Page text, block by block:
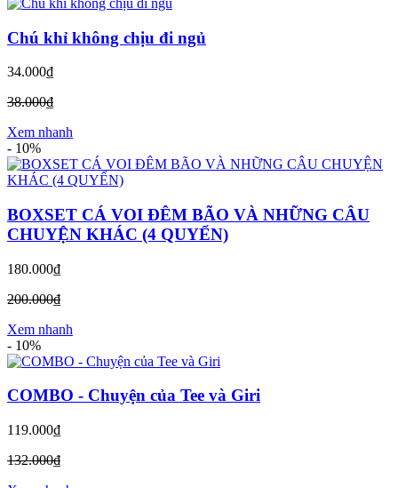
Chú khỉ không chịu đi ngủ
34.000₫
38.000₫
Xem nhanh
- 10%
BOXSET CÁ VOI ĐÊM BÃO VÀ NHỮNG CÂU
CHUYỆN KHÁC (4 QUYỂN)
180.000₫
200.000₫
Xem nhanh
- 10%
COMBO - Chuyện của Tee và Giri
119.000₫
132.000₫